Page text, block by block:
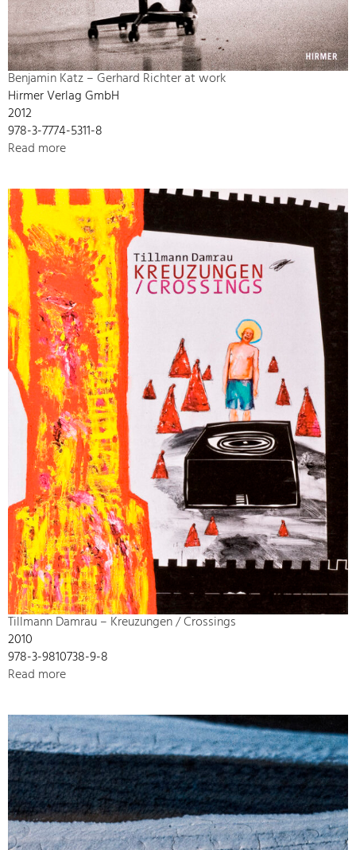
Benjamin Katz – Gerhard Richter at work
Hirmer Verlag GmbH
2012
978-3-7774-5311-8
Read more
Tillmann Damrau – Kreuzungen / Crossings
2010
978-3-9810738-9-8
Read more